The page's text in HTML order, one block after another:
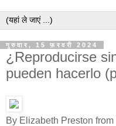
गुरुवार, 15 फ़रवरी 2024
¿Reproducirse
pueden hacerlo
By Elizabeth Preston